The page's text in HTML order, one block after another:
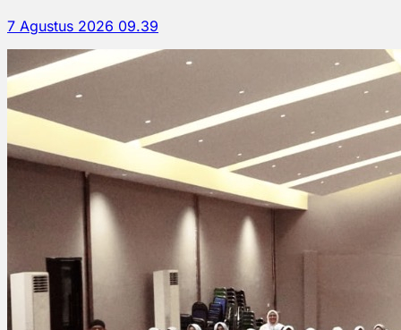
7 Agustus 2026 09.39